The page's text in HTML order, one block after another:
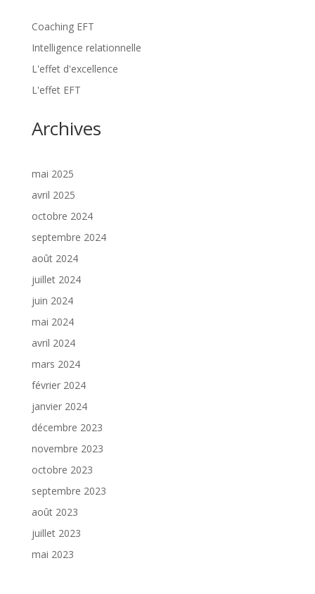
Coaching EFT
Intelligence relationnelle
L'effet d'excellence
L'effet EFT
Archives
mai 2025
avril 2025
octobre 2024
septembre 2024
août 2024
juillet 2024
juin 2024
mai 2024
avril 2024
mars 2024
février 2024
janvier 2024
décembre 2023
novembre 2023
octobre 2023
septembre 2023
août 2023
juillet 2023
mai 2023